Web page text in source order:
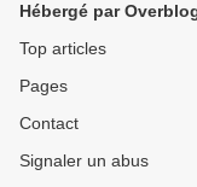
Hébergé par
Top articles
Pages
Contact
Signaler un abus